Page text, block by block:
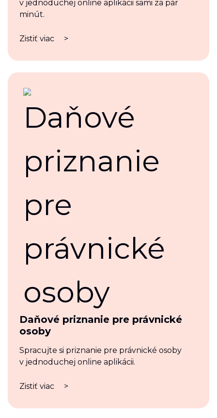
v jednoduchej online aplikácii sami za pár
minút.
Zistiť viac >
Daňové priznanie pre právnické
osoby
Spracujte si priznanie pre právnické osoby
v jednoduchej online aplikácii.
Zistiť viac >